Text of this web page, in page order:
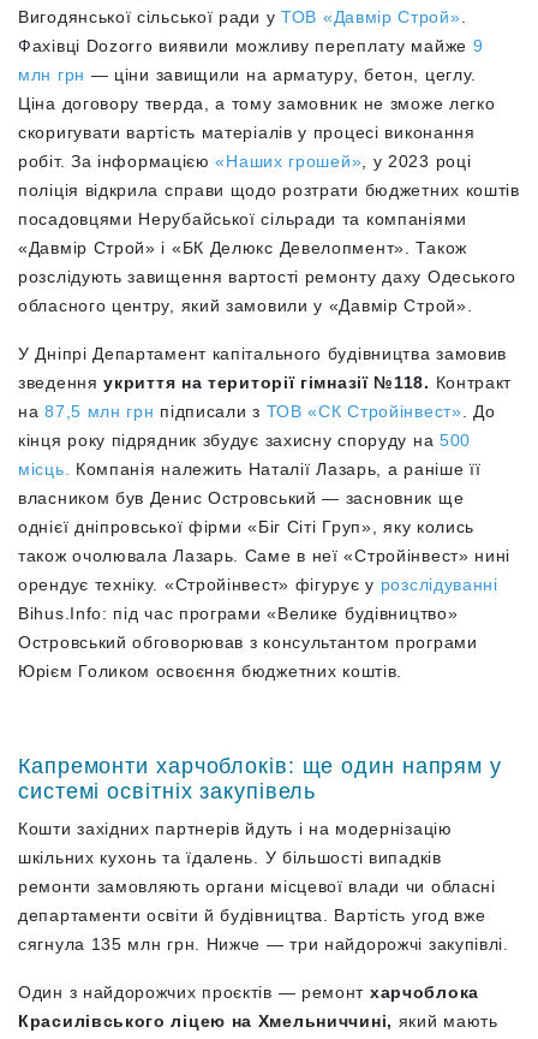
Вигодянської сільської ради у ТОВ «Давмір Строй»
Фахівці Dozorro виявили можливу переплату майже 9
млн грн — ціни завищили на арматуру, бетон, цеглу.
Ціна договору тверда, а тому замовник не зможе легко
скоригувати вартість матеріалів у процесі виконання
робіт. За інформацією«Наших грошей» , у 2023 році
поліція відкрила справи щодо розтрати бюджетних коштів
посадовцями Нерубайської сільради та компаніями
«Давмір Строй» і «БК Делюкс Девелопмент». Також
розслідують завищення вартості ремонту даху Одеського
обласного центру, який замовили у «Давмір Строй».
У Дніпрі Департамент капітального будівництва замовив
зведенняукриття на території гімназії №118. Контракт
на87,5 млн грн підписали з ТОВ «СК Стройінвест» . До
кінця року підрядник збудує захисну споруду на 500
місць.
Компанія належить Наталії Лазарь, а раніше її
власником був Денис Островський — засновник ще
однієї дніпровської фірми «Біг Сіті Груп», яку колись
також очолювала Лазарь. Саме в неї «Стройінвест» нині
орендує техніку. «Стройінвест» фігурує у розслідуванні
Bihus.Info: під час програми «Велике будівництво»
Островський обговорював з консультантом програми
Юрієм Голиком освоєння бюджетних коштів.
Капремонти харчоблоків: ще один напрям у
системі освітніх закупівель
Кошти західних партнерів йдуть і на модернізацію
шкільних кухонь та їдалень. У більшості випадків
ремонти замовляють органи місцевої влади чи обласні
департаменти освіти й будівництва. Вартість угод вже
сягнула 135 млн грн. Нижче — три найдорожчі закупівлі.
Один з найдорожчих проєктів — ремонт харчоблока
Красилівського ліцею на Хмельниччині, який мають